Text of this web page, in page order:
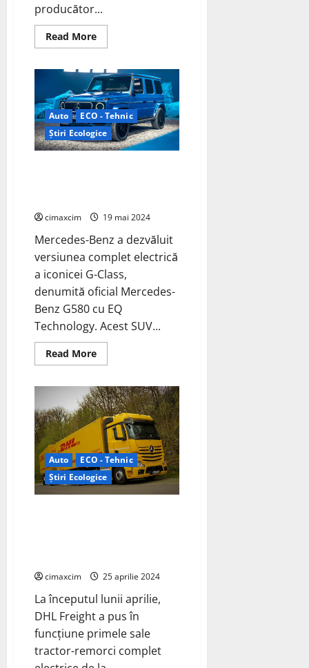
producător...
Read MoreRead
more
Benz
deschide
propria
fabrică
de
reciclare
a
bateriilor
Auto
ECO - Tehnic
Știri Ecologice
cimaxcim 19 mai 2024
Mercedes-Benz a dezvăluit
versiunea complet electrică
a iconicei G-Class,
denumită oficial Mercedes-
Benz G580 cu EQ
Technology. Acest SUV...
Read MoreRead
more
Benz
G580
cu
EQ
Technology:
Versiunea
complet
electrică
G-
Class
G580
Auto
ECO - Tehnic
Știri Ecologice
cimaxcim 25 aprilie 2024
La începutul lunii aprilie,
DHL Freight a pus în
funcțiune primele sale
tractor-remorci complet